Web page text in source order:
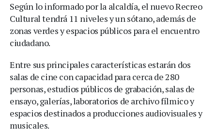
Según lo informado por la alcaldía, el nuevo Recreo
Cultural tendrá 11 niveles y un sótano, además de
zonas verdes y espacios públicos para el encuentro
ciudadano.
Entre sus principales características estarán dos
salas de cine con capacidad para cerca de 280
personas, estudios públicos de grabación, salas de
ensayo, galerías, laboratorios de archivo fílmico y
espacios destinados a producciones audiovisuales y
musicales.